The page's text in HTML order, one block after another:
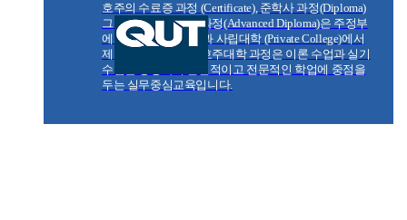
호주의 수료증 과정 (Certificate), 준학사 과정(Diploma)
그리고 고급 준학사 과정(Advanced Diploma)은 주정부
에서 운영하는 TAFE과 사립대학 (Private College)에서
제공되고 있습니다. 호주대학 과정은 이론 수업과 실기
수업을 병행하여 실질적이고 전문적인 학업에 중점을
두는 실무중심교육입니다.